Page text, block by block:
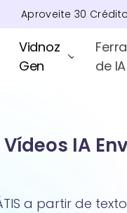
Aproveite 30
Vidnoz
Gen
de
Vídeos IA
a partir de